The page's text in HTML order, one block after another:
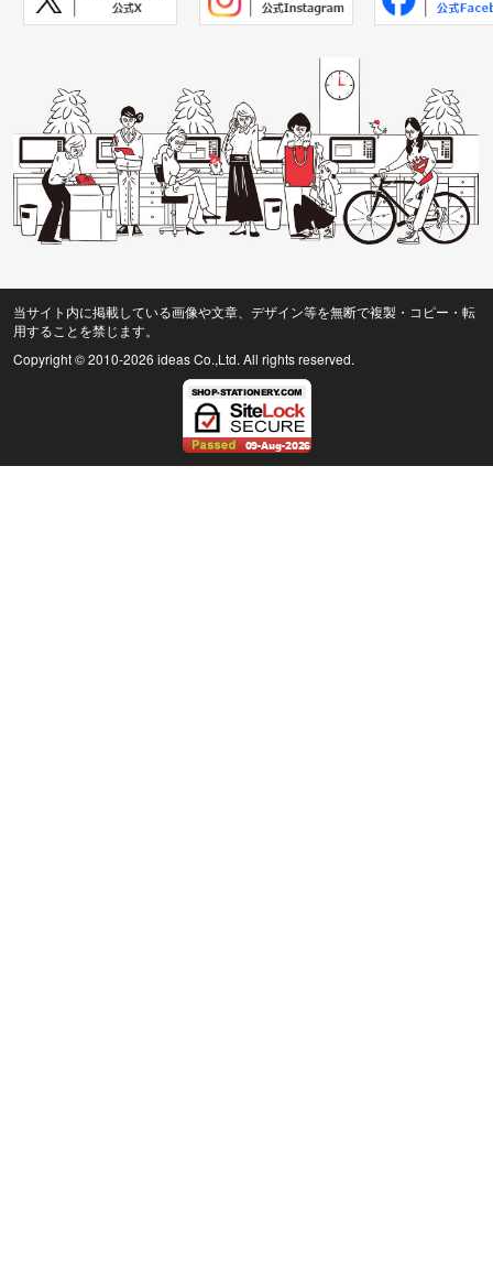
当サイト内に掲載している画像や文章、デザイン等を無断で複製・コピー・転
用することを禁じます。
Copyright © 2010-2026 ideas Co.,Ltd. All rights reserved.